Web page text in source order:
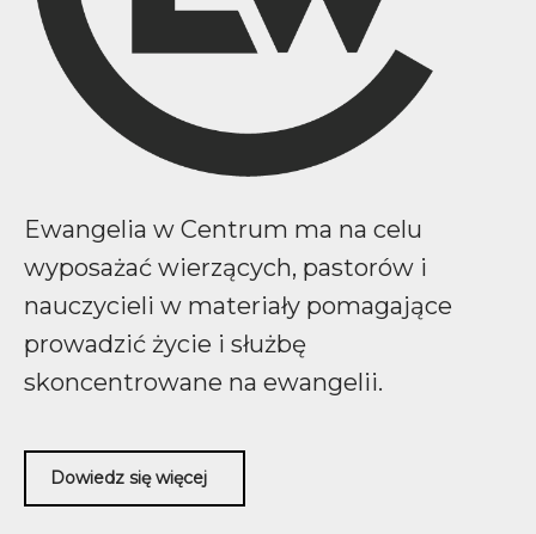
Ewangelia w Centrum ma na celu
wyposażać wierzących, pastorów i
nauczycieli w materiały pomagające
prowadzić życie i służbę
skoncentrowane na ewangelii.
Dowiedz się więcej